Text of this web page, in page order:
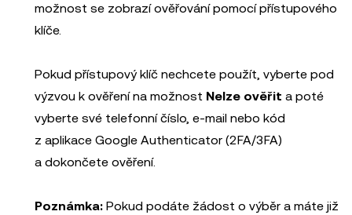
možnost se zobrazí ověřování pomocí přístupového
klíče.
Pokud přístupový klíč nechcete použít, vyberte pod
výzvou k ověření na možnost Nelze ověřit a poté
vyberte své telefonní číslo, e-mail nebo kód
z aplikace Google Authenticator (2FA/3FA)
a dokončete ověření.
Poznámka: Pokud podáte žádost o výběr a máte již